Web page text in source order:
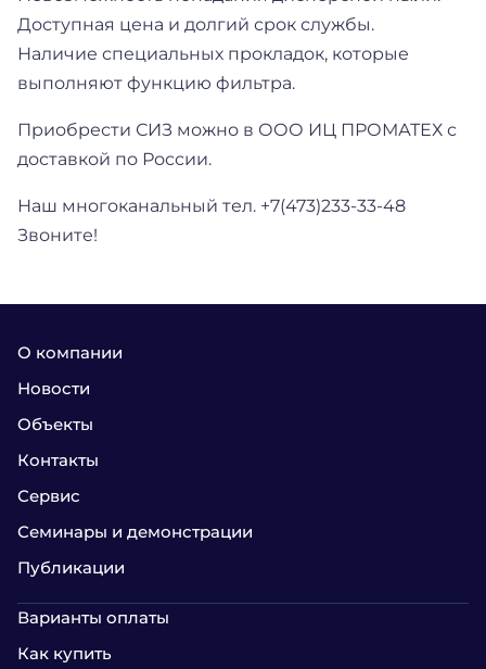
Доступная цена и долгий срок службы.
Наличие специальных прокладок, которые
выполняют функцию фильтра.
Приобрести СИЗ можно в ООО ИЦ ПРОМАТЕХ с
доставкой по России.
Наш многоканальный тел. +7(473)233-33-48
Звоните!
О компании
Новости
Объекты
Контакты
Сервис
Семинары и демонстрации
Публикации
Варианты оплаты
Как купить